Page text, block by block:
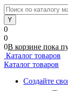
0
0
0В корзине пока
Каталог товаров
Каталог товаров
Создайте